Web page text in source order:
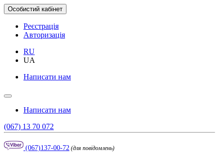
Особистий кабінет
Реєстрація
Авторизація
RU
UA
Написати нам
Написати нам
(067) 13 70 072
(067)137-00-72 (для повідомлень)